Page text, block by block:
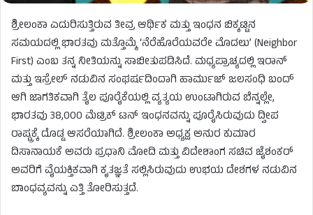
ಶ್ರೀಲಂಕಾ ಎದುರಿಸುತ್ತಿರುವ ತೀವ್ರ ಆರ್ಥಿಕ ಮತ್ತು ಇಂಧನ ಬಿಕ್ಕಟ್ಟಿನ
ಸಮಯದಲ್ಲಿ ಭಾರತವು ಮತ್ತೊಮ್ಮೆ ‘ನೆರೆಹೊರೆಯವರೇ ಮೊದಲು’ (Neighbor
First) ಎಂಬ ತನ್ನ ನೀತಿಯನ್ನು ಸಾಬೀತುಪಡಿಸಿದೆ. ಮಧ್ಯಪ್ರಾಚ್ಯದಲ್ಲಿ ಇರಾನ್
ಮತ್ತು ಇಸ್ರೇಲ್ ನಡುವಿನ ಸಂಘರ್ಷದಿಂದಾಗಿ ಹಾರ್ಮುಜ್ ಜಲಸಂಧಿ ಬಂದ್
ಆಗಿ ಜಾಗತಿಕವಾಗಿ ತೈಲ ಪೂರೈಕೆಯಲ್ಲಿ ವ್ಯತ್ಯಯ ಉಂಟಾಗಿರುವ ಬೆನ್ನಲ್ಲೇ,
ಭಾರತವು 38,000 ಮೆಟ್ರಿಕ್ ಟನ್ ಇಂಧನವನ್ನು ಪೂರೈಸಿರುವುದು ದ್ವೀಪ
ರಾಷ್ಟ್ರಕ್ಕೆ ದೊಡ್ಡ ಆಸರೆಯಾಗಿದೆ. ಶ್ರೀಲಂಕಾ ಅಧ್ಯಕ್ಷ ಅನುರ ಕುಮಾರ
ದಿಸಾನಾಯಕೆ ಅವರು ಪ್ರಧಾನಿ ಮೋದಿ ಮತ್ತು ವಿದೇಶಾಂಗ ಸಚಿವ ಜೈಶಂಕರ್
ಅವರಿಗೆ ವೈಯಕ್ತಿಕವಾಗಿ ಕೃತಜ್ಞತೆ ಸಲ್ಲಿಸಿರುವುದು ಉಭಯ ದೇಶಗಳ ನಡುವಿನ
ಬಾಂಧವ್ಯವನ್ನು ಎತ್ತಿ ತೋರಿಸುತ್ತದೆ.